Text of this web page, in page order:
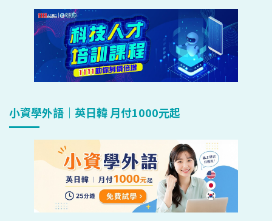
小資學外語｜英日韓 月付1000元起